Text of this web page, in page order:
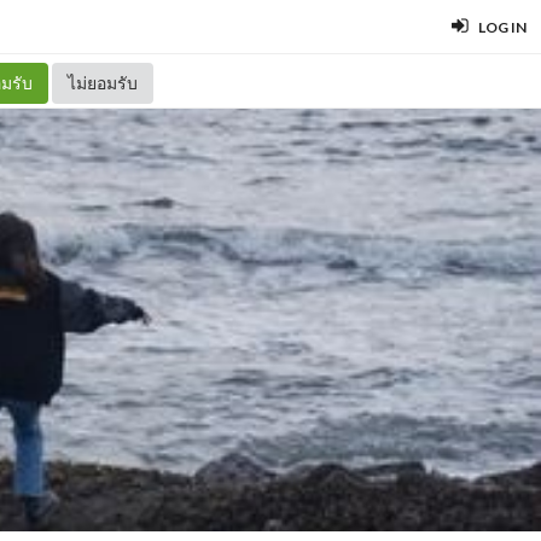
LOG IN
รับ ไม่ยอมรับ